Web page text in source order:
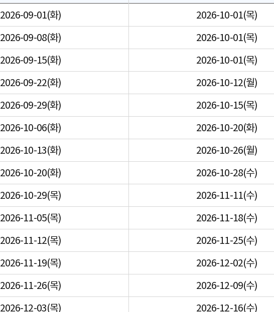
2026-09-01(화) 2026-10-01(목)
2026-09-08(화)
2026-10-01(목)
2026-09-15(화)
2026-10-01(목)
2026-09-22(화)
2026-10-12(월)
2026-09-29(화)
2026-10-15(목)
2026-10-06(화)
2026-10-20(화)
2026-10-13(화)
2026-10-26(월)
2026-10-20(화) 2026-10-28(수)
2026-10-29(목)
2026-11-11(수)
2026-11-05(목)
2026-11-18(수)
2026-11-12(목)
2026-11-25(수)
2026-11-19(목)
2026-12-02(수)
2026-11-26(목)
2026-12-09(수)
2026-12-03(목)
2026-12-16(수)